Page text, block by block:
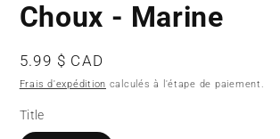
Choux - Marine
Prix
habituel
5.99 $ CAD
Frais d'expédition calculés à l'étape de paiement.
Title